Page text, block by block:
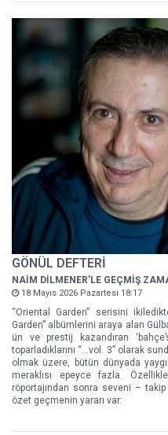
GÖNÜL DEFTERİ
NAİM DİLMENER'LE GEÇMİŞ
18 Mayıs 2026 Pazartesi 18:17
“Oriental Garden” serisini
Garden” albümlerini araya alan
ün ve prestij kazandıran
toparladıklarını “…vol. 3” olarak
olmak üzere, bütün dünyada
meraklısı epeyce fazla.
röportajından sonra seveni –
özet geçmenin yararı var: